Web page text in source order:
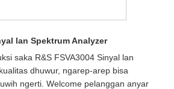
lan Spektrum Analyzer
saka R&S FSVA3004 Sinyal lan
dhuwur, ngarep-arep bisa
ngerti. Welcome pelanggan anyar